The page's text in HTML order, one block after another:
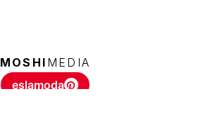
MOSHI MEDIA
eslamoda